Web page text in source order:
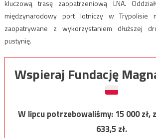
kluczową trasę zaopatrzeniową LNA.
międzynarodowy port lotniczy w Trypolisie
zaopatrywane z wykorzystaniem dłuższej
pustynię.
Wspieraj Fundację
W lipcu potrzebowaliśmy:15 000zł,
633,5zł.